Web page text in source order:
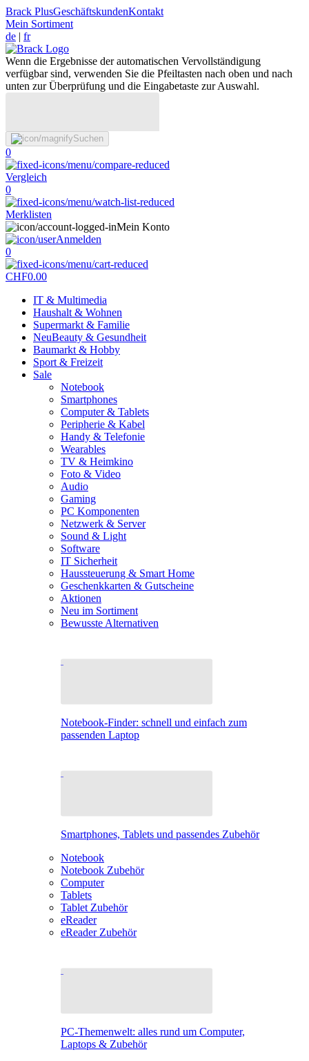
Brack PlusGeschäftskundenKontakt
Mein Sortiment
de | fr
Wenn die Ergebnisse der automatischen Vervollständigung
verfügbar sind, verwenden Sie die Pfeiltasten nach oben und nach
unten zur Überprüfung und die Eingabetaste zur Auswahl.
Suchen
0
Vergleich
0
Merklisten
Mein Konto
Anmelden
0
CHF0.00
IT & Multimedia
Haushalt & Wohnen
Supermarkt & Familie
NeuBeauty & Gesundheit
Baumarkt & Hobby
Sport & Freizeit
Sale
Notebook
Smartphones
Computer & Tablets
Peripherie & Kabel
Handy & Telefonie
Wearables
TV & Heimkino
Foto & Video
Audio
Gaming
PC Komponenten
Netzwerk & Server
Sound & Light
Software
IT Sicherheit
Haussteuerung & Smart Home
Geschenkkarten & Gutscheine
Aktionen
Neu im Sortiment
Bewusste Alternativen
Notebook-Finder: schnell und einfach zum
passenden Laptop
Smartphones, Tablets und passendes Zubehör
Notebook
Notebook Zubehör
Computer
Tablets
Tablet Zubehör
eReader
eReader Zubehör
PC-Themenwelt: alles rund um Computer,
Laptops & Zubehör